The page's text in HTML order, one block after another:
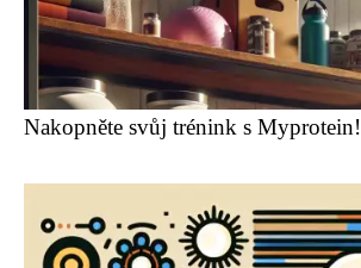
Nakopněte svůj trénink s Myprotein!